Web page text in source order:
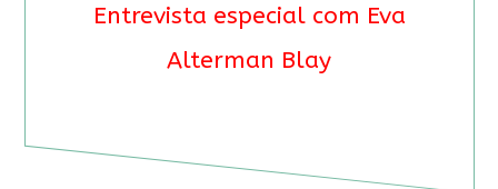
Entrevista especial com Eva
Alterman Blay